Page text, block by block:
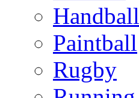
Handball
Paintball
Rugby